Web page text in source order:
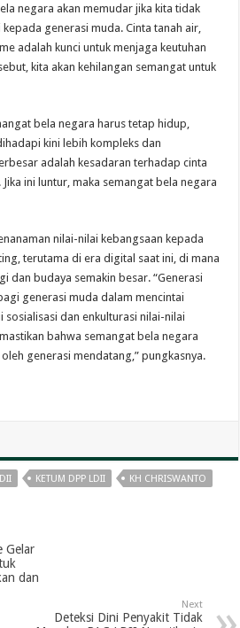
negara akan memudar jika kita tidak
generasi muda. Cinta tanah air,
adalah kunci untuk menjaga keutuhan
kita akan kehilangan semangat untuk
bela negara harus tetap hidup,
kini lebih kompleks dan
adalah kesadaran terhadap cinta
ini luntur, maka semangat bela negara
nilai-nilai kebangsaan kepada
terutama di era digital saat ini, di mana
dan budaya semakin besar. “Generasi
generasi muda dalam mencintai
sosialisasi dan enkulturasi nilai-nilai
bahwa semangat bela negara
generasi mendatang,” pungkasnya.
KETUM DPP LDII
KH CHRISWANTO
Gelar
dan
Next
Deteksi Dini Penyakit Tidak